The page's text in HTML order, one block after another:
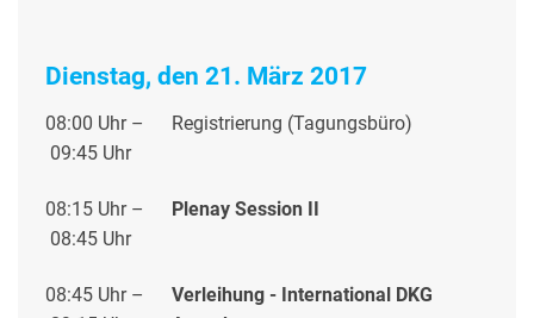
Dienstag, den 21. März 2017
08:00 Uhr –
09:45 Uhr
Registrierung (Tagungsbüro)
08:15 Uhr –
08:45 Uhr
Plenay Session II
08:45 Uhr –
Verleihung - International DKG